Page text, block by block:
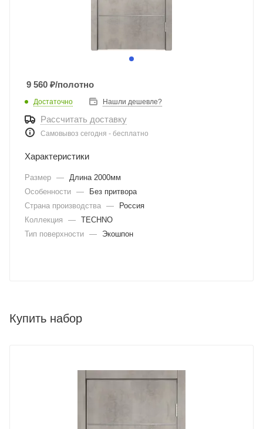
9 560 ₽/полотно
Достаточно Нашли дешевле?
Рассчитать доставку
Самовывоз сегодня - бесплатно
Характеристики
Размер — Длина 2000мм
Особенности —
Без притвора
Страна производства —
Россия
Коллекция
— TECHNO
Тип поверхности — Экошпон
Купить набор